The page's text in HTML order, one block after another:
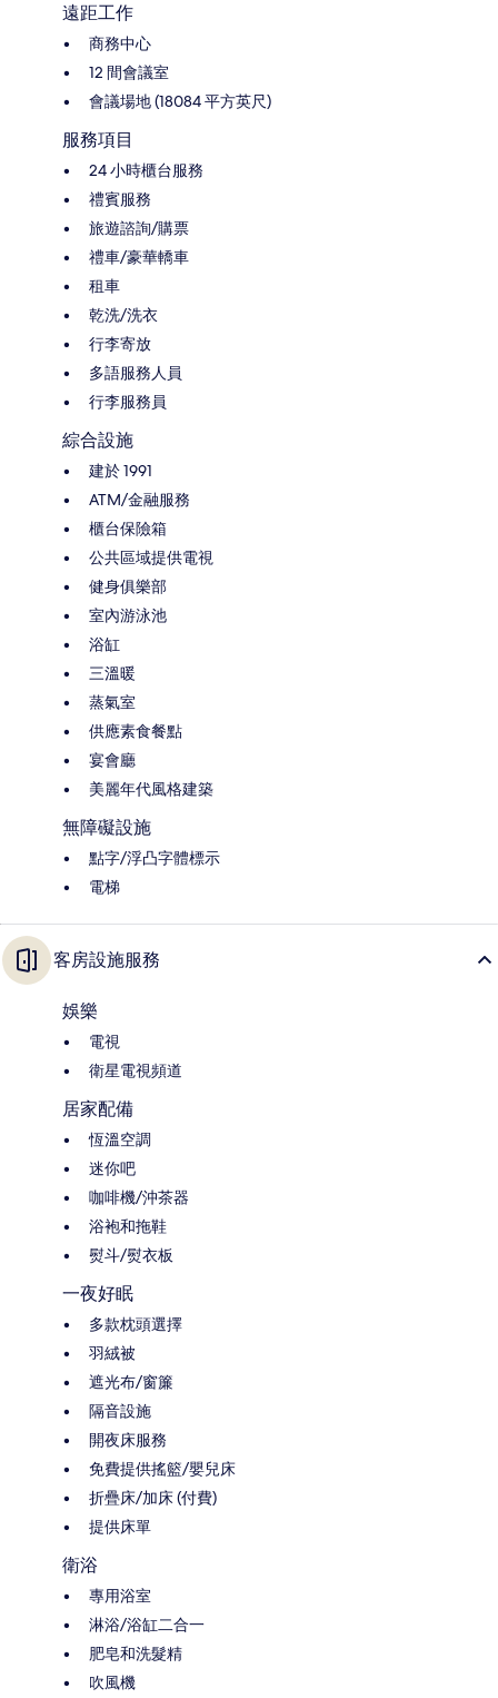
遠距工作
商務中心
12 間會議室
會議場地 (18084 平方英尺)
服務項目
24 小時櫃台服務
禮賓服務
旅遊諮詢/購票
禮車/豪華轎車
租車
乾洗/洗衣
行李寄放
多語服務人員
行李服務員
綜合設施
建於 1991
ATM/金融服務
櫃台保險箱
公共區域提供電視
健身俱樂部
室內游泳池
浴缸
三溫暖
蒸氣室
供應素食餐點
宴會廳
美麗年代風格建築
無障礙設施
點字/浮凸字體標示
電梯
客房設施服務
娛樂
電視
衛星電視頻道
居家配備
恆溫空調
迷你吧
咖啡機/沖茶器
浴袍和拖鞋
熨斗/熨衣板
一夜好眠
多款枕頭選擇
羽絨被
遮光布/窗簾
隔音設施
開夜床服務
免費提供搖籃/嬰兒床
折疊床/加床 (付費)
提供床單
衛浴
專用浴室
淋浴/浴缸二合一
肥皂和洗髮精
吹風機